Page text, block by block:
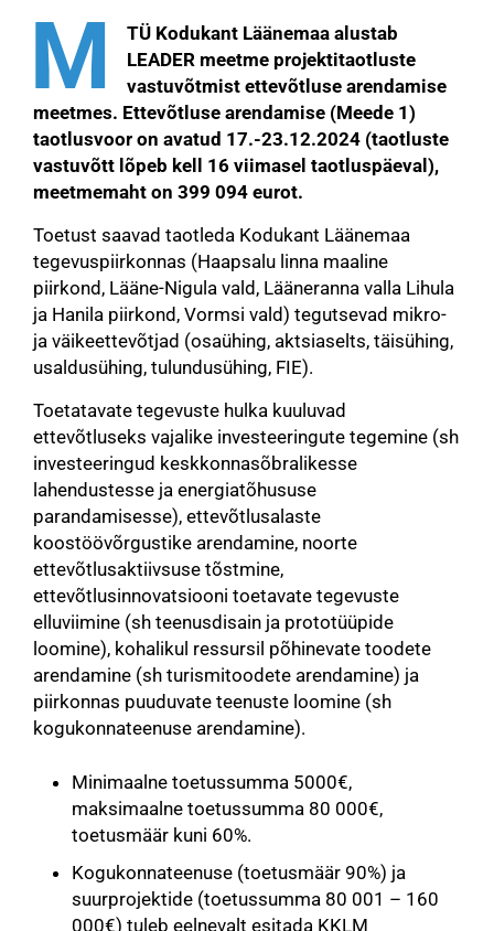
M
TÜ Kodukant Läänemaa alustab
LEADER meetme projektitaotluste
vastuvõtmist ettevõtluse arendamise
meetmes. Ettevõtluse arendamise (Meede 1)
taotlusvoor on avatud 17.-23.12.2024 (taotluste
vastuvõtt lõpeb kell 16 viimasel taotluspäeval),
meetmemaht on 399 094 eurot.
Toetust saavad taotleda Kodukant Läänemaa
tegevuspiirkonnas (Haapsalu linna maaline
piirkond, Lääne-Nigula vald, Lääneranna valla Lihula
ja Hanila piirkond, Vormsi vald) tegutsevad mikro-
ja väikeettevõtjad (osaühing, aktsiaselts, täisühing,
usaldusühing, tulundusühing, FIE).
Toetatavate tegevuste hulka kuuluvad
ettevõtluseks vajalike investeeringute tegemine (sh
investeeringud keskkonnasõbralikesse
lahendustesse ja energiatõhususe
parandamisesse), ettevõtlusalaste
koostöövõrgustike arendamine, noorte
ettevõtlusaktiivsuse tõstmine,
ettevõtlusinnovatsiooni toetavate tegevuste
elluviimine (sh teenusdisain ja prototüüpide
loomine), kohalikul ressursil põhinevate toodete
arendamine (sh turismitoodete arendamine) ja
piirkonnas puuduvate teenuste loomine (sh
kogukonnateenuse arendamine).
Minimaalne toetussumma 5000€,
maksimaalne toetussumma 80 000€,
toetusmäär kuni 60%.
Kogukonnateenuse (toetusmäär 90%) ja
suurprojektide (toetussumma 80 001 – 160
000€) tuleb eelnevalt esitada KKLM